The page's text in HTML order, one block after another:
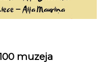
muzeja